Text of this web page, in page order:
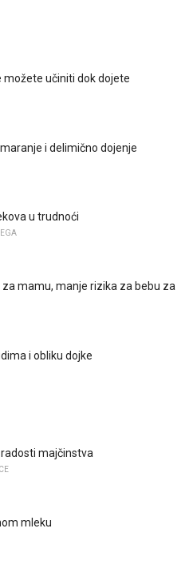
možete učiniti dok dojete
i delimično dojenje
u trudnoći
za mamu, manje rizika za bebu za
i obliku dojke
majčinstva
mleku